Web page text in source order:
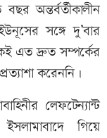
অন্তর্বর্তীকালীন
সঙ্গে দু’বার
এত দ্রুত সম্পর্কের
করেননি।
লেফটেন্যান্ট
গিয়ে